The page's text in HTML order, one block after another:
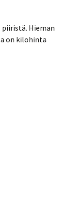
piiristä. Hieman
on kilohinta